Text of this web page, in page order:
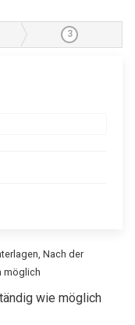
3
Nach der
möglich
wie möglich